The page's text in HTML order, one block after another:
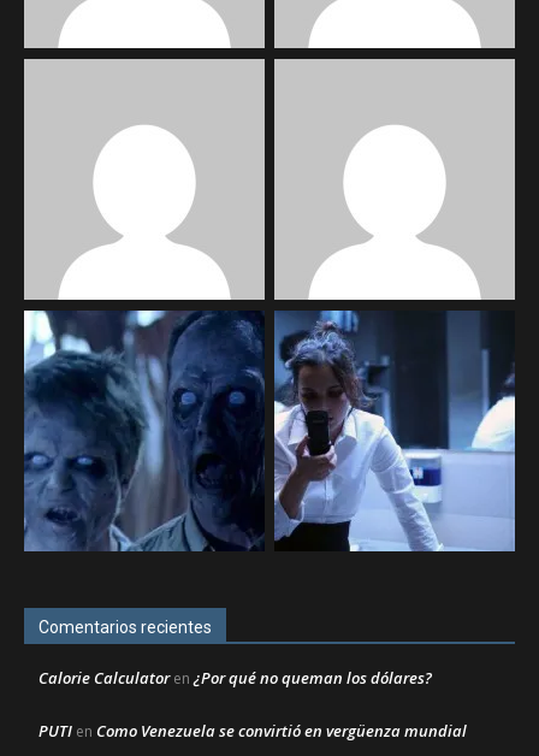
Comentarios recientes
Calorie Calculatoren¿Por qué no queman los dólares?
PUTI en Como Venezuela se convirtió en vergüenza mundial